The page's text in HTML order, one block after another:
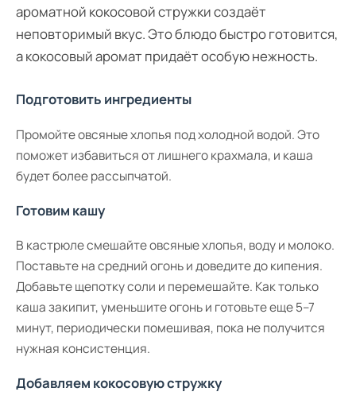
ароматной кокосовой стружки создаёт
неповторимый вкус. Это блюдо быстро готовится,
а кокосовый аромат придаёт особую нежность.
Подготовить ингредиенты
Промойте овсяные хлопья под холодной водой. Это
поможет избавиться от лишнего крахмала, и каша
будет более рассыпчатой.
Готовим кашу
В кастрюле смешайте овсяные хлопья, воду и молоко.
Поставьте на средний огонь и доведите до кипения.
Добавьте щепотку соли и перемешайте. Как только
каша закипит, уменьшите огонь и готовьте еще 5–7
минут, периодически помешивая, пока не получится
нужная консистенция.
Добавляем кокосовую стружку